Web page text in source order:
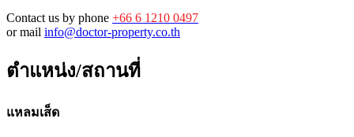
Contact us by phone +66 6 1210 0497
or mail info@doctor-property.co.th
ตำแหน่ง/สถานที่
แหลมเส็ด